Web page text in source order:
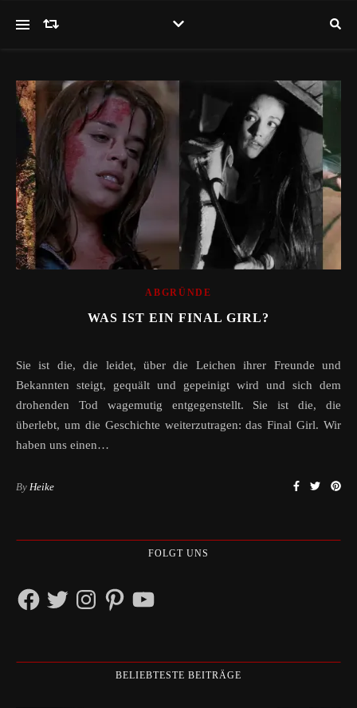
ABGRÜNDE
WAS IST EIN FINAL GIRL?
Sie ist die, die leidet, über die Leichen ihrer Freunde und
Bekannten steigt, gequält und gepeinigt wird und sich dem
drohenden Tod wagemutig entgegenstellt. Sie ist die, die
überlebt, um die Geschichte weiterzutragen: das Final Girl. Wir
haben uns einen…
By Heike
FOLGT UNS
FacebookTwitterInstagramPinterestYouTube
BELIEBTESTE BEITRÄGE